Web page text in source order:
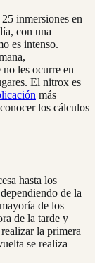
inmersiones en
con una
es intenso.
les ocurre en
El nitrox es
más
los cálculos
hasta los
de la
de los
de la tarde y
la primera
se realiza